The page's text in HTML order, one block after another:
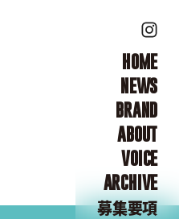
HOME
NEWS
BRAND
ABOUT
VOICE
ARCHIVE
募集要項